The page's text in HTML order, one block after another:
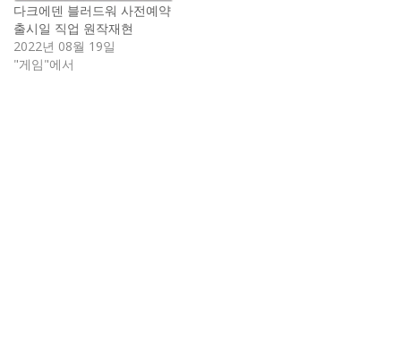
다크에덴 블러드워 사전예약
출시일 직업 원작재현
2022년 08월 19일
"게임"에서